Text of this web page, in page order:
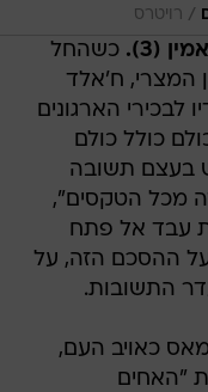
/ רויטרס
(3).
כשהחל
המצרי, ח'אלד
לבכירי הארגונים
כולל כולם
בעצם תשובה
מכל הטקסים",
עבד אל פתח
ההסכם הזה, על
התשובות.
כאויב העם,
"האחים